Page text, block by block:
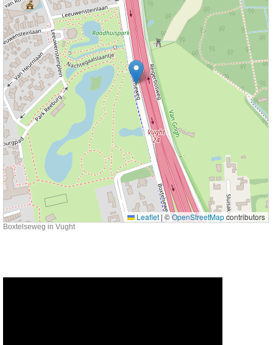
Leaflet |©OpenStreetMapcontributors
Boxtelseweg in Vught